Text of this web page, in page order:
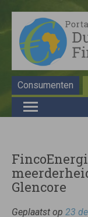
Consumenten
Glencore
Geplaatst op 23